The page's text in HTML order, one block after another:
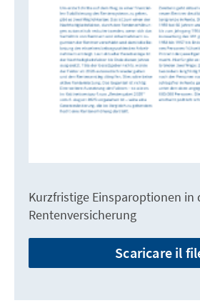
Kurzfristige Einsparoptionen in
Rentenversicherung
Scaricare il